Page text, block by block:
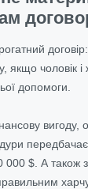
якщо чоловік
допомоги.
вигоду,
000 $. А також